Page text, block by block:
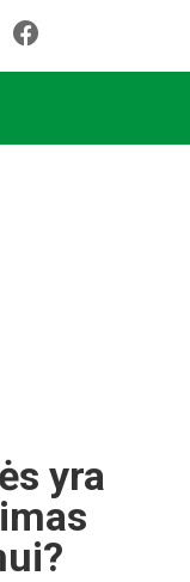
yra